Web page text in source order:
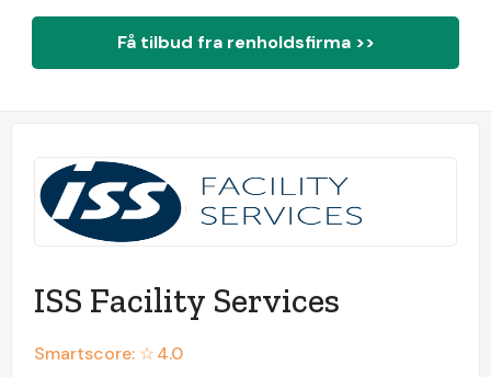
Få tilbud fra renholdsfirma >>
ISS Facility Services
Smartscore: ☆4.0